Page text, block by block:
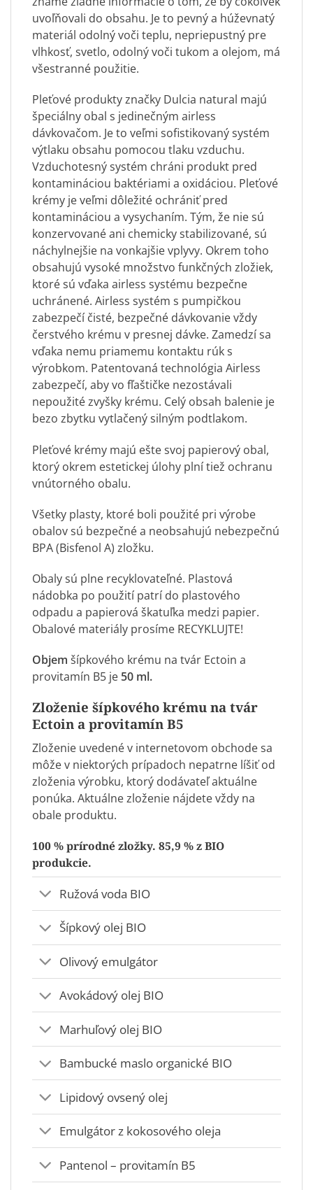
uvoľňovali do obsahu. Je to pevný a húževnatý
materiál odolný voči teplu, nepriepustný pre
vlhkosť, svetlo, odolný voči tukom a olejom, má
všestranné použitie.
Pleťové produkty značky Dulcia natural majú
špeciálny obal s jedinečným airless
dávkovačom. Je to veľmi sofistikovaný systém
výtlaku obsahu pomocou tlaku vzduchu.
Vzduchotesný systém chráni produkt pred
kontamináciou baktériami a oxidáciou. Pleťové
krémy je veľmi dôležité ochrániť pred
kontamináciou a vysychaním. Tým, že nie sú
konzervované ani chemicky stabilizované, sú
náchylnejšie na vonkajšie vplyvy. Okrem toho
obsahujú vysoké množstvo funkčných zložiek,
ktoré sú vďaka airless systému bezpečne
uchránené. Airless systém s pumpičkou
zabezpečí čisté, bezpečné dávkovanie vždy
čerstvého krému v presnej dávke. Zamedzí sa
vďaka nemu priamemu kontaktu rúk s
výrobkom. Patentovaná technológia Airless
zabezpečí, aby vo fľaštičke nezostávali
nepoužité zvyšky krému. Celý obsah balenie je
bezo zbytku vytlačený silným podtlakom.
Pleťové krémy majú ešte svoj papierový obal,
ktorý okrem estetickej úlohy plní tiež ochranu
vnútorného obalu.
Všetky plasty, ktoré boli použité pri výrobe
obalov sú bezpečné a neobsahujú nebezpečnú
BPA (Bisfenol A) zložku.
Obaly sú plne recyklovateľné. Plastová
nádobka po použití patrí do plastového
odpadu a papierová škatuľka medzi papier.
Obalové materiály prosíme RECYKLUJTE!
Objem šípkového krému na tvár Ectoin a
provitamín B5 je 50 ml.
Zloženie šípkového krému na tvár
Ectoin a provitamín B5
Zloženie uvedené v internetovom obchode sa
môže v niektorých prípadoch nepatrne líšiť od
zloženia výrobku, ktorý dodávateľ aktuálne
ponúka. Aktuálne zloženie nájdete vždy na
obale produktu.
100 % prírodné zložky. 85,9 % z BIO
produkcie.
Ružová voda BIO
Šípkový olej BIO
Olivový emulgátor
Avokádový olej BIO
Marhuľový olej BIO
Bambucké maslo organické BIO
Lipidový ovsený olej
Emulgátor z kokosového oleja
Pantenol – provitamín B5